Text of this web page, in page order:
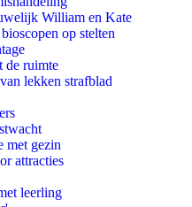
William en Kate
op stelten
de ruimte
lekken strafblad
met gezin
attracties
leerling